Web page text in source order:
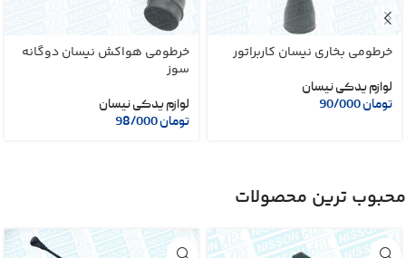
خرطومی بخاری نیسان کاربراتور
لوازم یدکی نیسان
تومان
خرطومی هواکش نیسان دوگانه
سوز
لوازم یدکی نیسان
تومان
محبوب ترین محصولات